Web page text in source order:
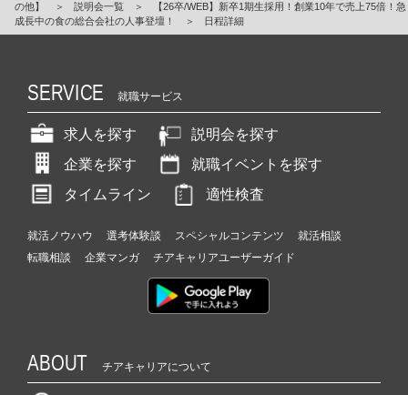
の他】
＞ 説明会一覧 ＞
【26卒/WEB】新卒1期生採用！創業10年で売上75倍！急
成長中の食の総合会社の人事登壇！
＞ 日程詳細
SERVICE 就職サービス
求人を探す
説明会を探す
企業を探す
就職イベントを探す
タイムライン
適性検査
就活ノウハウ 選考体験談 スペシャルコンテンツ
就活相談
転職相談
企業マンガ チアキャリアユーザーガイド
ABOUT チアキャリアについて